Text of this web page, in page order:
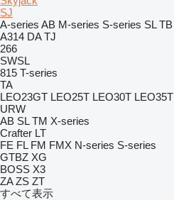
SJ
A-series AB M-series S-series SL TB
A314 DA TJ
266
SWSL
815 T-series
TA
LEO23GT LEO25T LEO30T LEO35T
URW
AB SL TM X-series
Crafter LT
FE FL FM FMX N-series S-series
GTBZ XG
BOSS X3
ZA ZS ZT
すべて表示